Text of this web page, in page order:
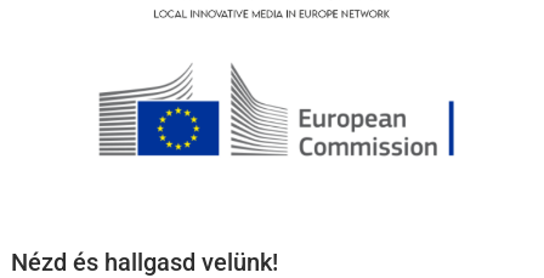
Nézd és hallgasd velünk!